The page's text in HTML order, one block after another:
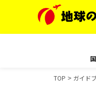
TOP ガイド